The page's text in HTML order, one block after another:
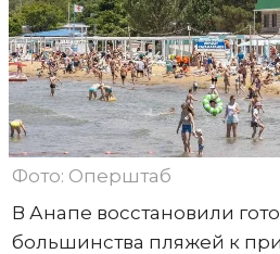
Фото: Оперштаб
В Анапе восстановили
большинства пляжей к